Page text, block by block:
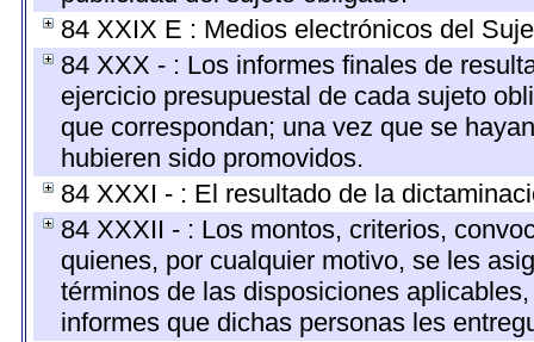
84 XXIX E : Medios electrónicos del
84 XXX - : Los informes finales de
ejercicio presupuestal de cada sujeto
que correspondan; una vez que se
hubieren sido promovidos.
84 XXXI - : El resultado de la
84 XXXII - : Los montos, criterios,
quienes, por cualquier motivo, se les
términos de las disposiciones
informes que dichas personas les